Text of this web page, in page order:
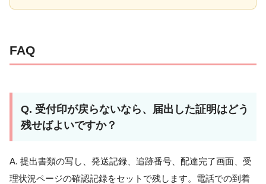
FAQ
Q. 受付印が戻らないなら、届出した証明はどう
残せばよいですか？
A. 提出書類の写し、発送記録、追跡番号、配達完了画面、受
理状況ページの確認記録をセットで残します。電話での到着